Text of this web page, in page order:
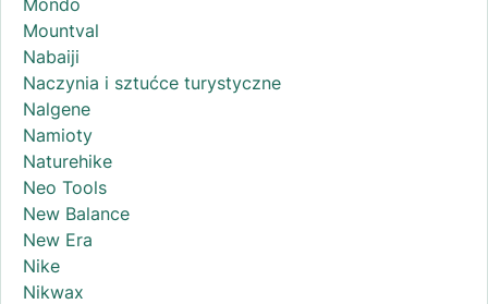
Mountval
Nabaiji
Naczynia i sztućce turystyczne
Nalgene
Namioty
Naturehike
Neo Tools
New Balance
New Era
Nike
Nikwax